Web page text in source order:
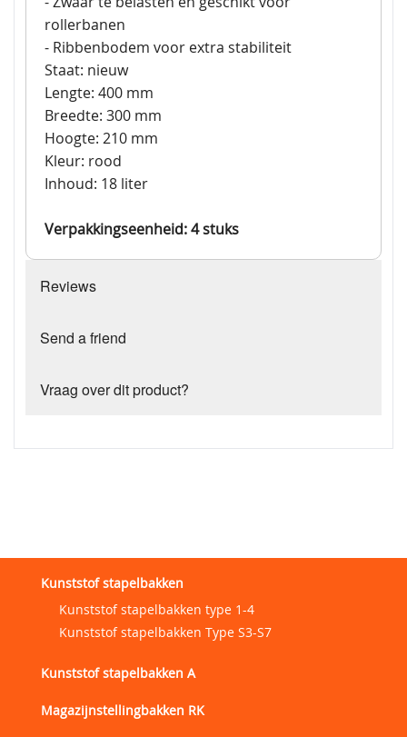
rollerbanen
- Ribbenbodem voor extra stabiliteit
Staat: nieuw
Lengte: 400 mm
Breedte: 300 mm
Hoogte: 210 mm
Kleur: rood
Inhoud: 18 liter
Verpakkingseenheid: 4 stuks
Reviews
Send a friend
Vraag over dit product?
Kunststof stapelbakken
Kunststof stapelbakken type 1-4
Kunststof stapelbakken Type S3-S7
Kunststof stapelbakken A
Magazijnstellingbakken RK